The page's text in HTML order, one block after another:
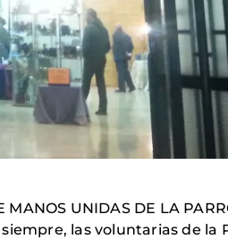
UNIDAS DE LA
siempre, las voluntarias de